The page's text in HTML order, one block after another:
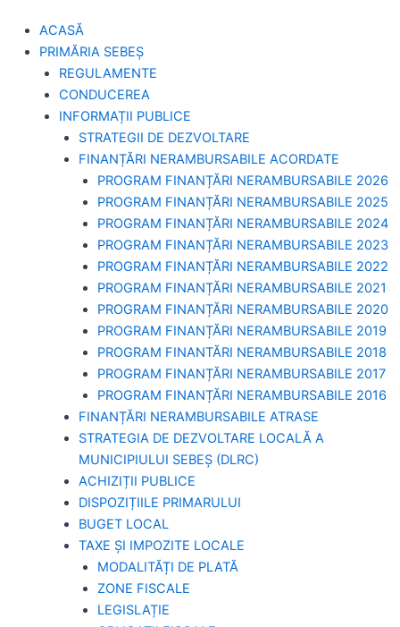
ACASĂ
PRIMĂRIA SEBEȘ
REGULAMENTE
CONDUCEREA
INFORMAȚII PUBLICE
STRATEGII DE DEZVOLTARE
FINANȚĂRI NERAMBURSABILE ACORDATE
PROGRAM FINANȚĂRI NERAMBURSABILE 2026
PROGRAM FINANȚĂRI NERAMBURSABILE 2025
PROGRAM FINANȚĂRI NERAMBURSABILE 2024
PROGRAM FINANȚĂRI NERAMBURSABILE 2023
PROGRAM FINANȚĂRI NERAMBURSABILE 2022
PROGRAM FINANȚĂRI NERAMBURSABILE 2021
PROGRAM FINANȚĂRI NERAMBURSABILE 2020
PROGRAM FINANȚĂRI NERAMBURSABILE 2019
PROGRAM FINANTĂRI NERAMBURSABILE 2018
PROGRAM FINANȚĂRI NERAMBURSABILE 2017
PROGRAM FINANȚĂRI NERAMBURSABILE 2016
FINANȚĂRI NERAMBURSABILE ATRASE
STRATEGIA DE DEZVOLTARE LOCALĂ A
MUNICIPIULUI SEBEȘ (DLRC)
ACHIZIȚII PUBLICE
DISPOZIȚIILE PRIMARULUI
BUGET LOCAL
TAXE ȘI IMPOZITE LOCALE
MODALITĂȚI DE PLATĂ
ZONE FISCALE
LEGISLAȚIE